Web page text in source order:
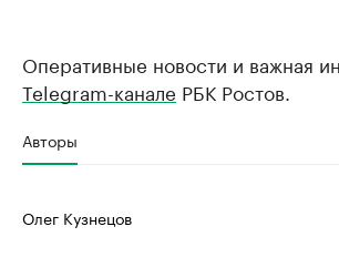
Оперативные новости и важная
Telegram-канале РБК Ростов.
Авторы
Олег Кузнецов